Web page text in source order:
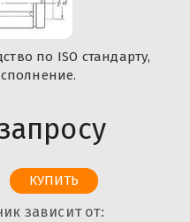
по ISO стандарту,
зависит от: